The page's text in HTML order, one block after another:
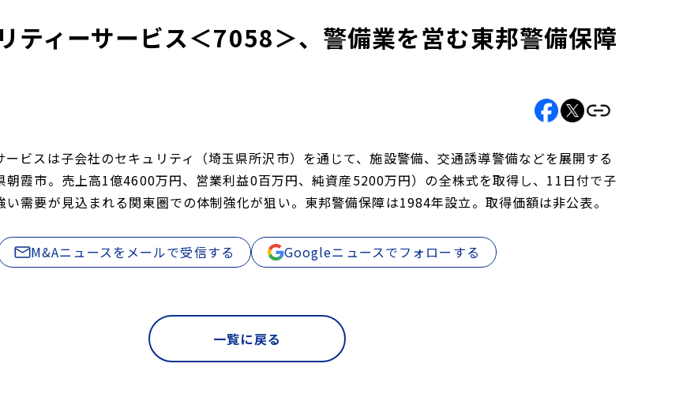
ティーサービス＜7058＞、警備業を営む東邦警備保障
ービスは子会社のセキュリティ（埼玉県所沢市）を通じて、施設警備、交通誘導警備などを展開する
朝霞市。売上高1億4600万円、営業利益0百万円、純資産5200万円）の全株式を取得し、11日付で子
い需要が見込まれる関東圏での体制強化が狙い。東邦警備保障は1984年設立。取得価額は非公表。
M&Aニュースをメールで受信する Googleニュースでフォローする
一覧に戻る